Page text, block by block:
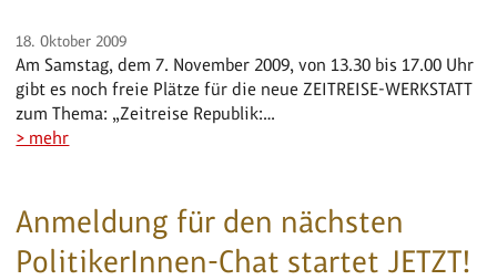
18. Oktober 2009
Am Samstag, dem 7. November 2009, von 13.30 bis 17.00 Uhr
gibt es noch freie Plätze für die neue ZEITREISE-WERKSTATT
zum Thema: „Zeitreise Republik:…
> mehr
Anmeldung für den nächsten
PolitikerInnen-Chat startet JETZT!